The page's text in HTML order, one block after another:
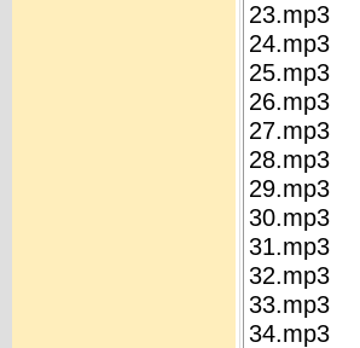
23.mp3
24.mp3
25.mp3
26.mp3
27.mp3
28.mp3
29.mp3
30.mp3
31.mp3
32.mp3
33.mp3
34.mp3